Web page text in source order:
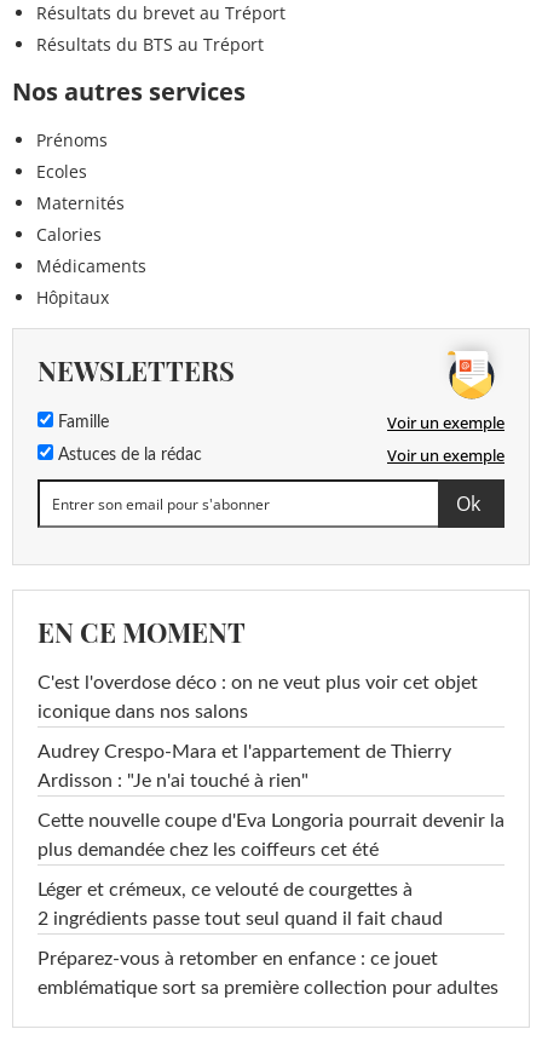
Résultats du brevet au Tréport
Résultats du BTS au Tréport
Nos autres services
Prénoms
Ecoles
Maternités
Calories
Médicaments
Hôpitaux
NEWSLETTERS
Famille Voir un exemple
Astuces de la rédac Voir un exemple
EN CE MOMENT
C'est l'overdose déco : on ne veut plus voir cet objet
iconique dans nos salons
Audrey Crespo-Mara et l'appartement de Thierry
Ardisson : "Je n'ai touché à rien"
Cette nouvelle coupe d'Eva Longoria pourrait devenir la
plus demandée chez les coiffeurs cet été
Léger et crémeux, ce velouté de courgettes à
2 ingrédients passe tout seul quand il fait chaud
Préparez-vous à retomber en enfance : ce jouet
emblématique sort sa première collection pour adultes